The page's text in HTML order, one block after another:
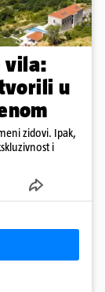
vila:
u
zidovi. Ipak,
i